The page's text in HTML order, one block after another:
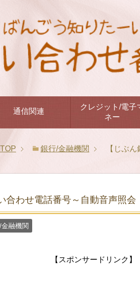
通信関連
クレジット/電子
ネー
TOP 銀行/金融機関 【じぶ
合わせ電話番号～自動音声照
融機関
【スポンサードリンク】